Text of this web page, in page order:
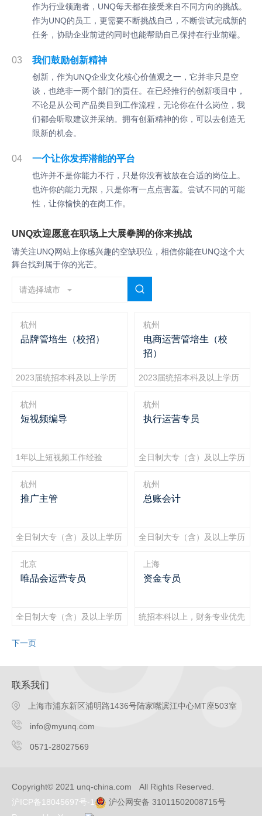
作为行业领跑者，UNQ每天都在接受来自不同方向的挑战。
作为UNQ的员工，更需要不断挑战自己，不断尝试完成新的
任务，协助企业前进的同时也能帮助自己保持在行业前端。
03 我们鼓励创新精神
创新，作为UNQ企业文化核心价值观之一，它并非只是空
谈，也绝非一两个部门的责任。在已经推行的创新项目中，
不论是从公司产品类目到工作流程，无论你在什么岗位，我
们都会听取建议并采纳。拥有创新精神的你，可以去创造无
限新的机会。
04 一个让你发挥潜能的平台
也许并不是你能力不行，只是你没有被放在合适的岗位上。
也许你的能力无限，只是你有一点点害羞。尝试不同的可能
性，让你愉快的在岗工作。
UNQ欢迎愿意在职场上大展拳脚的你来挑战
请关注UNQ网站上你感兴趣的空缺职位，相信你能在UNQ这个大
舞台找到属于你的光芒。
请选择城市
杭州
品牌管培生（校招）
2023届统招本科及以上学历
杭州
电商运营管培生（校
招）
2023届统招本科及以上学历
杭州
短视频编导
1年以上短视频工作经验
杭州
执行运营专员
全日制大专（含）及以上学历
杭州
推广主管
全日制大专（含）及以上学历
杭州
总账会计
全日制大专（含）及以上学历
北京
唯品会运营专员
全日制大专（含）及以上学历
上海
资金专员
统招本科以上，财务专业优先
下一页
联系我们
上海市浦东新区浦明路1436号陆家嘴滨江中心MT座503室
info@myunq.com
0571-28027569
Copyright© 2021 unq-china.com All Rights Reserved.
沪ICP备18045697号-1
沪公网安备 31011502008715号